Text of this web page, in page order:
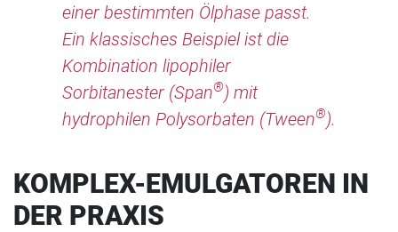
einer bestimmten Ölphase passt.
Ein klassisches Beispiel ist die
Kombination lipophiler
Sorbitanester (Span®) mit
hydrophilen Polysorbaten (Tween®).
KOMPLEX-EMULGATOREN IN
DER PRAXIS